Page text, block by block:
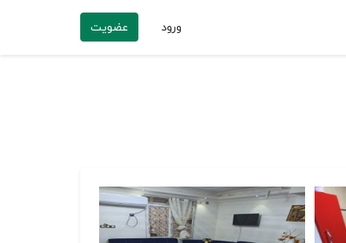
ورود عضویت